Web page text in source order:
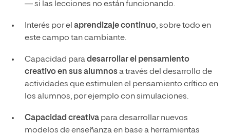
— si las lecciones no están funcionando.
Interés por el aprendizaje continuo, sobre todo en
este campo tan cambiante.
Capacidad paradesarrollar el pensamiento
creativo en sus alumnosa través del desarrollo de
actividades que estimulen el pensamiento crítico en
los alumnos, por ejemplo con simulaciones.
Capacidad creativapara desarrollar nuevos
modelos de enseñanza en base a herramientas